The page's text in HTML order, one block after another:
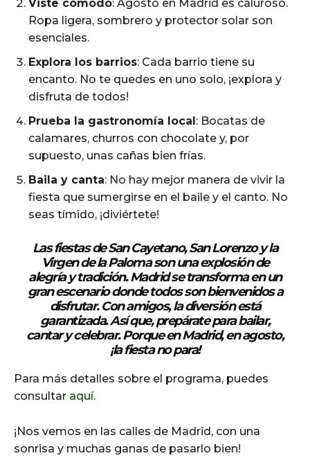
Viste cómodo: Agosto en Madrid es caluroso.
Ropa ligera, sombrero y protector solar son
esenciales.
Explora los barrios: Cada barrio tiene su
encanto. No te quedes en uno solo, ¡explora y
disfruta de todos!
Prueba la gastronomía local: Bocatas de
calamares, churros con chocolate y, por
supuesto, unas cañas bien frías.
Baila y canta: No hay mejor manera de vivir la
fiesta que sumergirse en el baile y el canto. No
seas tímido, ¡diviértete!
Las fiestas de San Cayetano, San Lorenzo y la
Virgen de la Paloma son una explosión de
alegría y tradición. Madrid se transforma en un
gran escenario donde todos son bienvenidos a
disfrutar. Con amigos, la diversión está
garantizada. Así que, prepárate para bailar,
cantar y celebrar. Porque en Madrid, en agosto,
¡la fiesta no para!
Para más detalles sobre el programa, puedes
consultar aquí.
¡Nos vemos en las calles de Madrid, con una
sonrisa y muchas ganas de pasarlo bien!